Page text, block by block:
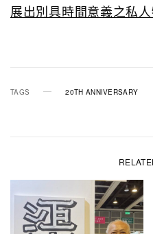
展出別具時間意義之私
TAGS 20TH ANNIVERSARY